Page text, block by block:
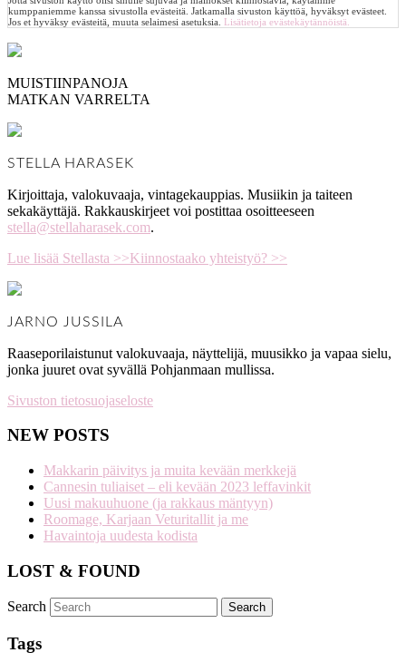
kumppaniemme kanssa sivustolla evästeitä. Jatkamalla sivuston käyttöä, hyväksyt evästeet.
Jos et hyväksy evästeitä, muuta selaimesi asetuksia. Lisätietoja evästekäytännöistä.
MUISTIINPANOJA
MATKAN VARRELTA
STELLA HARASEK
Kirjoittaja, valokuvaaja, vintagekauppias. Musiikin ja taiteen
sekakäyttäjä. Rakkauskirjeet voi postittaa osoitteeseen
stella@stellaharasek.com.
Lue lisää Stellasta >>Kiinnostaako yhteistyö? >>
JARNO JUSSILA
Raaseporilaistunut valokuvaaja, näyttelijä, muusikko ja vapaa sielu,
jonka juuret ovat syvällä Pohjanmaan mullissa.
Sivuston tietosuojaseloste
NEW POSTS
Makkarin päivitys ja muita kevään merkkejä
Cannesin tuliaiset – eli kevään 2023 leffavinkit
Uusi makuuhuone (ja rakkaus mäntyyn)
Roomage, Karjaan Veturitallit ja me
Havaintoja uudesta kodista
LOST & FOUND
Search
Tags